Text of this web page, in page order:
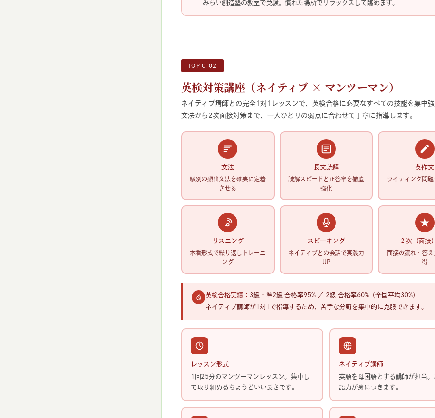
みらい創造塾の教室で受験。慣れた場所でリラックスして臨めます。
TOPIC 02
英検対策講座（ネイティブ × マンツーマン）
ネイティブ講師との完全1対1レッスンで、英検合格に必要なすべての技能を集中
文法から2次面接対策まで、一人ひとりの弱点に合わせて丁寧に指導します。
文法
級別の頻出文法を確実に定着
させる
長文読解
読解スピードと正答率を徹底
強化
英作文
ライティング問
リスニング
本番形式で繰り返しトレーニ
ング
スピーキング
ネイティブとの会話で実践力
UP
２次（面接
面接の流れ・答え
得
英検合格実績： 3級・準2級 合格率95% ／ 2級 合格率60%（全国平均30%）
ネイティブ講師が1対1で指導するため、苦手な分野を集中的に克服できます。
レッスン形式
1回25分のマンツーマンレッスン。集中し
て取り組めるちょうどいい長さです。
ネイティブ講師
英語を母国語とする講師が担当。
語力が身につきます。